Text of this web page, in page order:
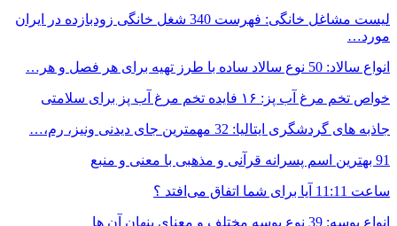
لیست مشاغل خانگی: فهرست 340 شغل خانگی زودبازده در ایران
مورد…
انواع سالاد: 50 نوع سالاد ساده با طرز تهیه برای هر فصل و هر…
خواص تخم مرغ آب پز: ۱۶ فایده تخم مرغ آب پز برای سلامتی
جاذبه های گردشگری ایتالیا: 32 مهمترین جای دیدنی ونیز، رم،…
91 بهترین اسم پسرانه قرآنی و مذهبی با معنی و منبع
ساعت 11:11 آیا برای شما اتفاق می‌افتد ؟
انواع بوسه: 39 نوع بوسه مختلف و معنای پنهان آن ها